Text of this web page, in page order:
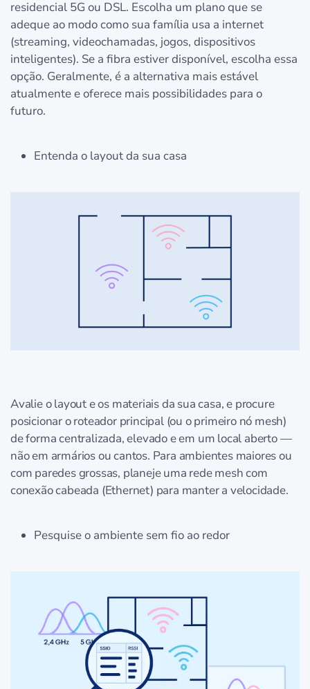
residencial 5G ou DSL. Escolha um plano que se
adeque ao modo como sua família usa a internet
(streaming, videochamadas, jogos, dispositivos
inteligentes). Se a fibra estiver disponível, escolha essa
opção. Geralmente, é a alternativa mais estável
atualmente e oferece mais possibilidades para o
futuro.
Entenda o layout da sua casa
Avalie o layout e os materiais da sua casa, e procure
posicionar o roteador principal (ou o primeiro nó mesh)
de forma centralizada, elevado e em um local aberto —
não em armários ou cantos. Para ambientes maiores ou
com paredes grossas, planeje uma rede mesh com
conexão cabeada (Ethernet) para manter a velocidade.
Pesquise o ambiente sem fio ao redor